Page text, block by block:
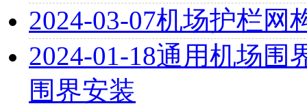
2024-03-07机场护栏网
2024-01-18通用机场围
围界安装